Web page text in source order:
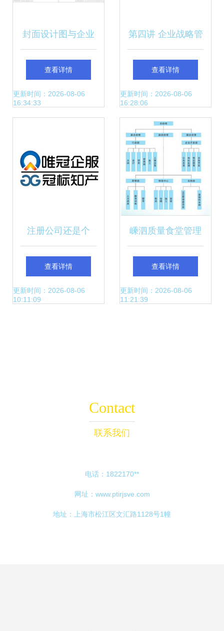
封面设计图与企业
形象策划 构建品牌
视觉的统一叙事
查看详情
更新时间：2026-08-06
16:34:33
第四讲 企业战略管
理咨询 赋能企业决
胜未来
查看详情
更新时间：2026-08-06
16:28:06
注册公司还是个
体？企业管理咨询
中的关键抉择
查看详情
更新时间：2026-08-06
10:11:09
嵊泗质量食堂管理
与服务优选企业 企
业管理咨询的精准
查看详情
更新时间：2026-08-06
11:21:39
Contact
联系我们
电话：1822170**
网址： www.ptirjsve.com
地址：上海市松江区文汇路1128号1幢